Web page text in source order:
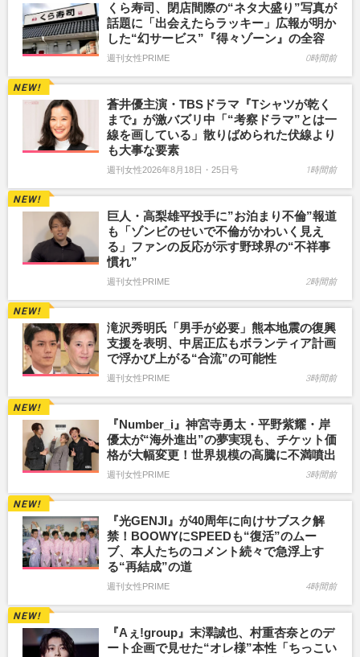
くら寿司、閉店間際の“ネタ大盛り”写真が
話題に「出会えたらラッキー」広報が明か
した“幻サービス”『得々ゾーン』の全容
週刊女性PRIME 0時間前
蒼井優主演・TBSドラマ『Tシャツが乾く
まで』が激バズリ中「“考察ドラマ”とは一
線を画している」散りばめられた伏線より
も大事な要素
週刊女性2026年8月18日・25日号 1時間前
巨人・高梨雄平投手に”お泊まり不倫”報道
も「ゾンビのせいで不倫がかわいく見え
る」ファンの反応が示す野球界の“不祥事
慣れ”
週刊女性PRIME 2時間前
滝沢秀明氏「男手が必要」熊本地震の復興
支援を表明、中居正広もボランティア計画
で浮かび上がる“合流”の可能性
週刊女性PRIME 3時間前
『Number_i』神宮寺勇太・平野紫耀・岸
優太が“海外進出”の夢実現も、チケット価
格が大幅変更！世界規模の高騰に不満噴出
週刊女性PRIME 3時間前
『光GENJI』が40周年に向けサブスク解
禁！BOOWYにSPEEDも“復活”のムー
ブ、本人たちのコメント続々で急浮上す
る“再結成”の道
週刊女性PRIME 4時間前
『Aぇ!group』末澤誠也、村重杏奈とのデ
ート企画で見せた“オレ様”本性「ちっこい